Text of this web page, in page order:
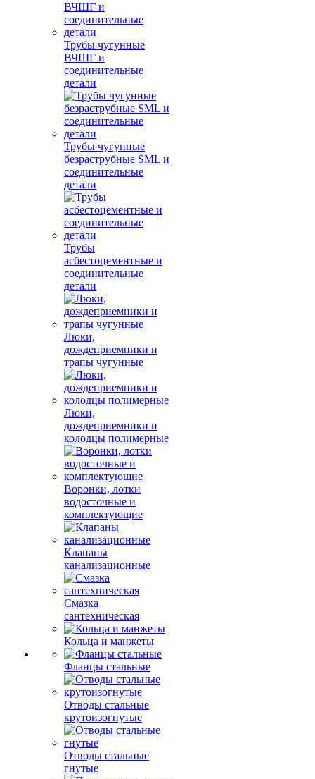
Трубы чугунные
ВЧШГ и
соединительные
детали
Трубы чугунные
безраструбные SML и
соединительные
детали
Трубы
асбестоцементные и
соединительные
детали
Люки,
дождеприемники и
трапы чугунные
Люки,
дождеприемники и
колодцы полимерные
Воронки, лотки
водосточные и
комплектующие
Клапаны
канализационные
Смазка
сантехническая
Кольца и манжеты
Фланцы стальные
Отводы стальные
крутоизогнутые
Отводы стальные
гнутые